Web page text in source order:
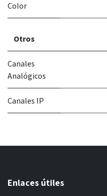
Color
Otros
Canales
Analógicos
Canales IP
Enlaces útiles